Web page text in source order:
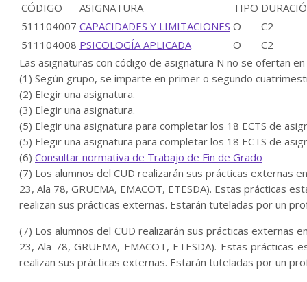
CÓDIGO ASIGNATURA TIPO
511104007 CAPACIDADES Y LIMITACIONES O
C2
511104008 PSICOLOGÍA APLICADA O
C2
Las asignaturas con código de asignatura N no se ofertan
(1) Según grupo, se imparte en primer o segundo
(2) Elegir una asignatura.
(3) Elegir una asignatura.
(5) Elegir una asignatura para completar los 18 ECTS de
(5) Elegir una asignatura para completar los 18 ECTS de
(6) Consultar normativa de Trabajo de Fin de Grado
(7) Los alumnos del CUD realizarán sus prácticas externas
23, Ala 78, GRUEMA, EMACOT, ETESDA). Estas prácticas
realizan sus prácticas externas. Estarán tuteladas por un
(7) Los alumnos del CUD realizarán sus prácticas externas
23, Ala 78, GRUEMA, EMACOT, ETESDA). Estas
realizan sus prácticas externas. Estarán tuteladas por un